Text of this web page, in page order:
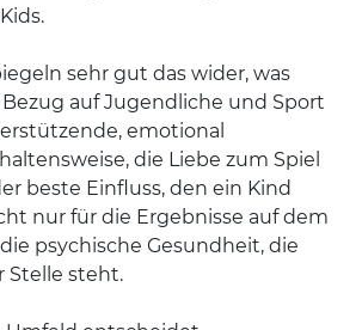
sehr gut das wider, was
auf Jugendliche und Sport
emotional
die Liebe zum Spiel
beste Einfluss, den ein Kind
nur für die Ergebnisse auf dem
psychische Gesundheit, die
Stelle steht.